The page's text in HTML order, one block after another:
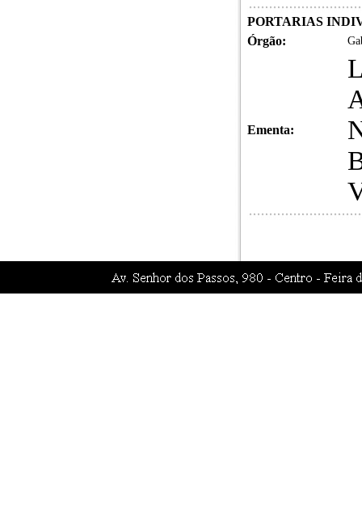
PORTARIAS
Órgão:
Ementa: